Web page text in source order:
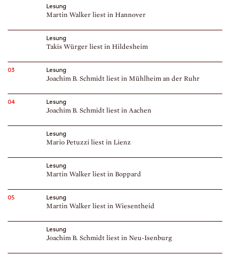
Lesung
Martin Walker liest in Hannover
Lesung
Takis Würger liest in Hildesheim
03
Lesung
Joachim B. Schmidt liest in Mühlheim an der Ruhr
04
Lesung
Joachim B. Schmidt liest in Aachen
Lesung
Mario Petuzzi liest in Lienz
Lesung
Martin Walker liest in Boppard
05
Lesung
Martin Walker liest in Wiesentheid
Lesung
Joachim B. Schmidt liest in Neu-Isenburg